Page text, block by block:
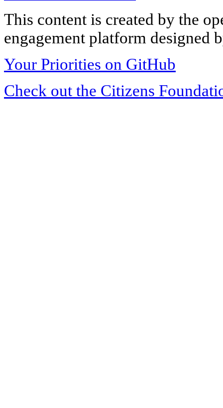
This content is created by the
engagement platform designed
Your Priorities on GitHub
Check out the Citizens